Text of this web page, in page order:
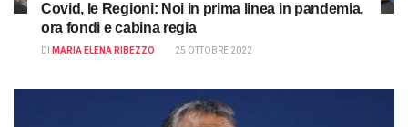
Covid, le Regioni: Noi in prima linea in pandemia,
ora fondi e cabina regia
DI MARIA ELENA RIBEZZO 25 OTTOBRE 2022